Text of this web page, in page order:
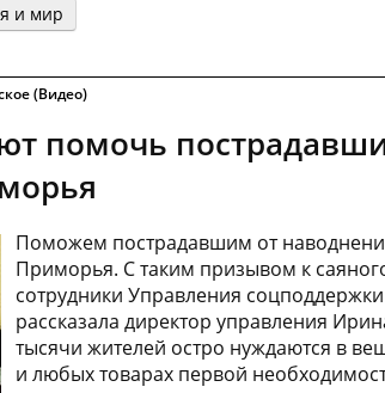
и мир
(Видео)
помочь
Поможем пострадавшим от
Приморья. С таким призывом к
сотрудники Управления
рассказала директор управления
тысячи жителей остро нуждаются в
и любых товарах первой